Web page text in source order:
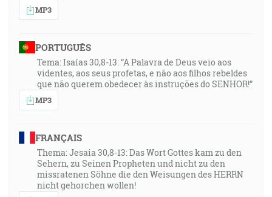
MP3
PORTUGUÊS
Tema: Isaías 30,8-13: “A Palavra de Deus veio aos
videntes, aos seus profetas, e não aos filhos rebeldes
que não querem obedecer às instruções do SENHOR!”
MP3
FRANÇAIS
Thema: Jesaia 30,8-13: Das Wort Gottes kam zu den
Sehern, zu Seinen Propheten und nicht zu den
missratenen Söhne die den Weisungen des HERRN
nicht gehorchen wollen!